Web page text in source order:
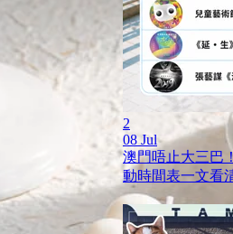
2
08 Jul
澳門唔止大三巴
動時間表一文看